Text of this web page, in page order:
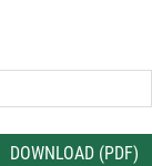
DOWNLOAD (PDF)